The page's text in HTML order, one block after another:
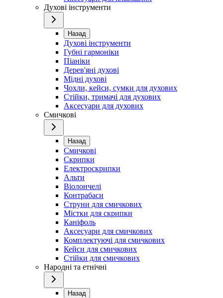
Духові інструменти
Назад
Духові інструменти
Губні гармоніки
Піаніки
Дерев'яні духові
Мідні духові
Чохли, кейси, сумки для духових
Стійки, тримачі для духових
Аксесуари для духових
Смичкові
Назад
Смичкові
Скрипки
Електроскрипки
Альти
Віолончелі
Контрабаси
Струни для смичкових
Містки для скрипки
Каніфоль
Аксесуари для смичкових
Комплектуючі для смичкових
Кейси для смичкових
Стійки для смичкових
Народні та етнічні
Назад